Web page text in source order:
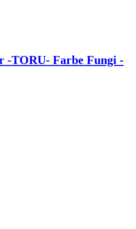
-TORU- Farbe Fungi -